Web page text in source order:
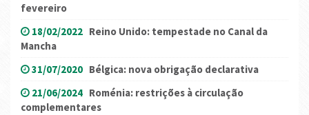
fevereiro
18/02/2022 Reino Unido: tempestade no Canal da
Mancha
31/07/2020 Bélgica: nova obrigação declarativa
21/06/2024 Roménia: restrições à circulação
complementares